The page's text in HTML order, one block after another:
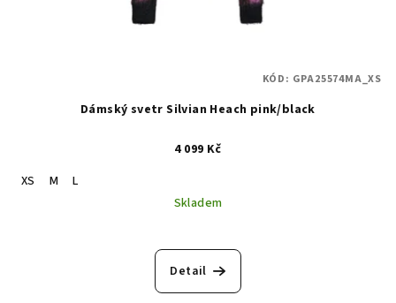
Dámský svetr Silvian Heach pink/black
4 099 Kč
XS
M
L
Skladem
Detail
KÓD: GPA25574MA_XS